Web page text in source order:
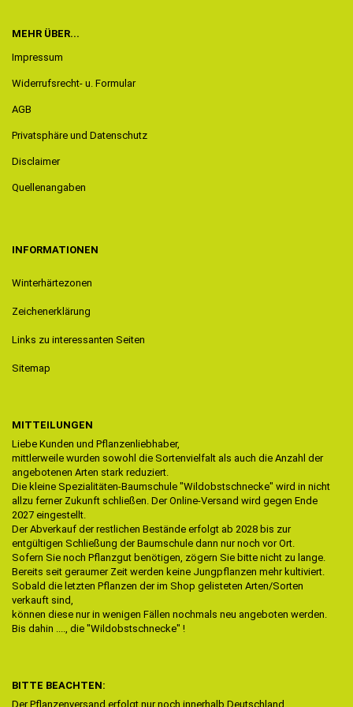
MEHR ÜBER...
Impressum
Widerrufsrecht- u. Formular
AGB
Privatsphäre und Datenschutz
Disclaimer
Quellenangaben
INFORMATIONEN
Winterhärtezonen
Zeichenerklärung
Links zu interessanten Seiten
Sitemap
MITTEILUNGEN
Liebe Kunden und Pflanzenliebhaber,
mittlerweile wurden sowohl die Sortenvielfalt als auch die Anzahl der
angebotenen Arten stark reduziert.
Die kleine Spezialitäten-Baumschule "Wildobstschnecke" wird in nicht
allzu ferner Zukunft schließen. Der Online-Versand wird gegen Ende
2027 eingestellt.
Der Abverkauf der restlichen Bestände erfolgt ab 2028 bis zur
entgültigen Schließung der Baumschule dann nur noch vor Ort.
Sofern Sie noch Pflanzgut benötigen, zögern Sie bitte nicht zu lange.
Bereits seit geraumer Zeit werden keine Jungpflanzen mehr kultiviert.
Sobald die letzten Pflanzen der im Shop gelisteten Arten/Sorten
verkauft sind,
können diese nur in wenigen Fällen nochmals neu angeboten werden.
Bis dahin ...., die "Wildobstschnecke" !
BITTE BEACHTEN:
Der Pflanzenversand erfolgt nur noch innerhalb Deutschland.